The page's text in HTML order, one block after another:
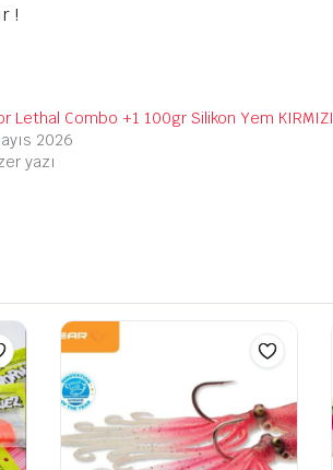
!
Lethal Combo +1 100gr Silikon Yem KIRMIZI
2026
yazı